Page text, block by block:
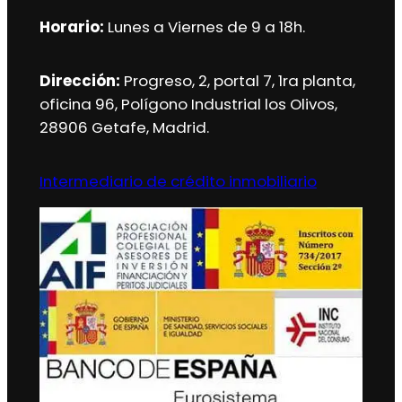
Horario: Lunes a Viernes de 9 a 18h.
Dirección: Progreso, 2, portal 7, 1ra planta,
oficina 96, Polígono Industrial los Olivos,
28906 Getafe, Madrid.
Intermediario de crédito inmobiliario